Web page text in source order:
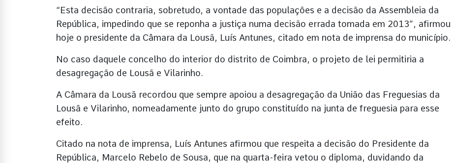
“Esta decisão contraria, sobretudo, a vontade das populações e a decisão da Assembleia da
República, impedindo que se reponha a justiça numa decisão errada tomada em 2013”, afirmou
hoje o presidente da Câmara da Lousã, Luís Antunes, citado em nota de imprensa do município.
No caso daquele concelho do interior do distrito de Coimbra, o projeto de lei permitiria a
desagregação de Lousã e Vilarinho.
A Câmara da Lousã recordou que sempre apoiou a desagregação da União das Freguesias da
Lousã e Vilarinho, nomeadamente junto do grupo constituído na junta de freguesia para esse
efeito.
Citado na nota de imprensa, Luís Antunes afirmou que respeita a decisão do Presidente da
República, Marcelo Rebelo de Sousa, que na quarta-feira vetou o diploma, duvidando da